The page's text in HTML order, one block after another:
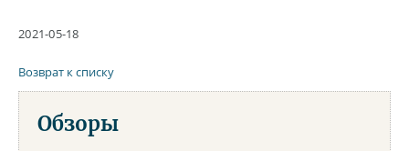
2021-05-18
Возврат к списку
Обзоры